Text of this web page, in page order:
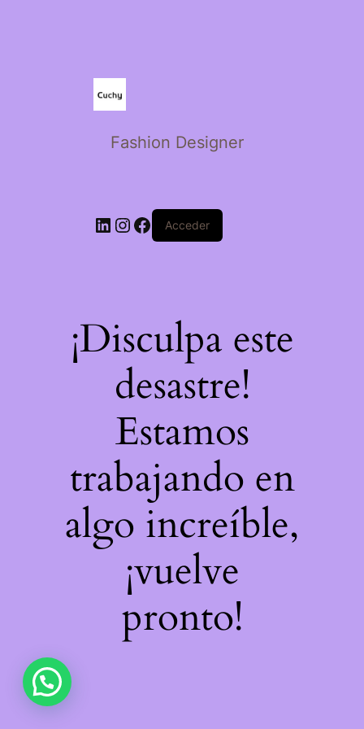
Fashion Designer
Acceder
¡Disculpa este
desastre!
Estamos
trabajando en
algo increíble,
¡vuelve
pronto!